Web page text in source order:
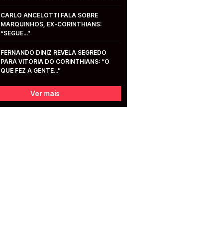
CARLO ANCELOTTI FALA SOBRE
MARQUINHOS, EX-CORINTHIANS:
“SEGUE...”
FERNANDO DINIZ REVELA SEGREDO
PARA VITÓRIA DO CORINTHIANS: “O
QUE FEZ A GENTE...”
Ver mais